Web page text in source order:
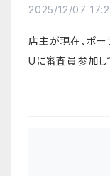
2025/12/07
店主が現在、ポ
Uに審査員参加し